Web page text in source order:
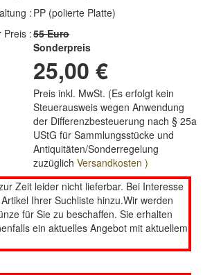
:PP (polierte Platte)
Preis :55 Euro
Sonderpreis
25,00 €
Preis inkl. MwSt. (Es erfolgt kein
Steuerausweis wegen Anwendung
der Differenzbesteuerung nach § 25a
UStG für Sammlungsstücke und
Antiquitäten/Sonderregelung
zuzüglichVersandkosten )
Zeit leider nicht lieferbar. Bei Interesse
Ihrer Suchliste hinzu.Wir werden
für Sie zu beschaffen. Sie erhalten
ein aktuelles Angebot mit aktuellem